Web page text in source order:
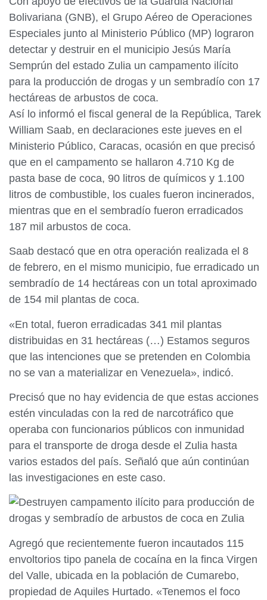
Bolivariana (GNB), el Grupo Aéreo de Operaciones
Especiales junto al Ministerio Público (MP) lograron
detectar y destruir en el municipio Jesús María
Semprún del estado Zulia un campamento ilícito
para la producción de drogas y un sembradío con 17
hectáreas de arbustos de coca.
Así lo informó el fiscal general de la República, Tarek
William Saab, en declaraciones este jueves en el
Ministerio Público, Caracas, ocasión en que precisó
que en el campamento se hallaron 4.710 Kg de
pasta base de coca, 90 litros de químicos y 1.100
litros de combustible, los cuales fueron incinerados,
mientras que en el sembradío fueron erradicados
187 mil arbustos de coca.
Saab destacó que en otra operación realizada el 8
de febrero, en el mismo municipio, fue erradicado un
sembradío de 14 hectáreas con un total aproximado
de 154 mil plantas de coca.
«En total, fueron erradicadas 341 mil plantas
distribuidas en 31 hectáreas (…) Estamos seguros
que las intenciones que se pretenden en Colombia
no se van a materializar en Venezuela», indicó.
Precisó que no hay evidencia de que estas acciones
estén vinculadas con la red de narcotráfico que
operaba con funcionarios públicos con inmunidad
para el transporte de droga desde el Zulia hasta
varios estados del país. Señaló que aún continúan
las investigaciones en este caso.
Agregó que recientemente fueron incautados 115
envoltorios tipo panela de cocaína en la finca Virgen
del Valle, ubicada en la población de Cumarebo,
propiedad de Aquiles Hurtado. «Tenemos el foco